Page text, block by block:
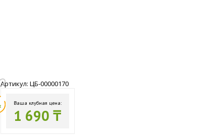
Артикул: ЦБ-00000170
Ваша клубная цена:
1 690 ₸